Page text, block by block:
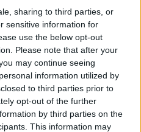
sharing to third parties, or
sensitive information for
use the below opt-out
Please note that after your
may continue seeing
information utilized by
to third parties prior to
opt-out of the further
by third parties on the
This information may